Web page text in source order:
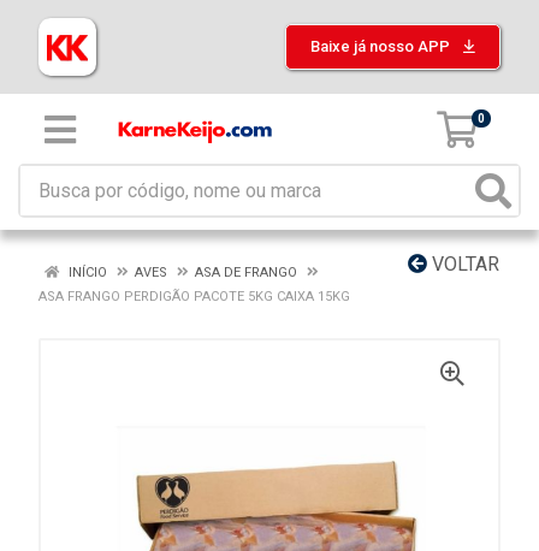
Baixe já nosso APP
0
VOLTAR
INÍCIO AVES
ASA DE FRANGO
ASA FRANGO PERDIGÃO PACOTE 5KG CAIXA 15KG